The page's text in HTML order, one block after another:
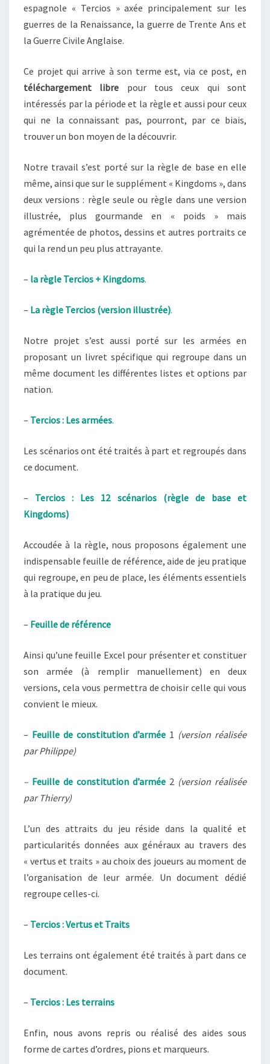
espagnole « Tercios » axée principalement sur les
guerres de la Renaissance, la guerre de Trente Ans et
la Guerre Civile Anglaise.
Ce projet qui arrive à son terme est, via ce post, en
téléchargement libre pour tous ceux qui sont
intéressés par la période et la règle et aussi pour ceux
qui ne la connaissant pas, pourront, par ce biais,
trouver un bon moyen de la découvrir.
Notre travail s’est porté sur la règle de base en elle
même, ainsi que sur le supplément « Kingdoms », dans
deux versions : règle seule ou règle dans une version
illustrée, plus gourmande en « poids » mais
agrémentée de photos, dessins et autres portraits ce
qui la rend un peu plus attrayante.
– la règle Tercios + Kingdoms.
– La règle Tercios (version illustrée).
Notre projet s’est aussi porté sur les armées en
proposant un livret spécifique qui regroupe dans un
même document les différentes listes et options par
nation.
– Tercios : Les armées.
Les scénarios ont été traités à part et regroupés dans
ce document.
– Tercios : Les 12 scénarios (règle de base et
Kingdoms)
Accoudée à la règle, nous proposons également une
indispensable feuille de référence, aide de jeu pratique
qui regroupe, en peu de place, les éléments essentiels
à la pratique du jeu.
– Feuille de référence
Ainsi qu’une feuille Excel pour présenter et constituer
son armée (à remplir manuellement) en deux
versions, cela vous permettra de choisir celle qui vous
convient le mieux.
– Feuille de constitution d’armée 1 (version réalisée
par Philippe)
– Feuille de constitution d’armée 2 (version réalisée
par Thierry)
L’un des attraits du jeu réside dans la qualité et
particularités données aux généraux au travers des
« vertus et traits » au choix des joueurs au moment de
l’organisation de leur armée. Un document dédié
regroupe celles-ci.
– Tercios : Vertus et Traits
Les terrains ont également été traités à part dans ce
document.
– Tercios : Les terrains
Enfin, nous avons repris ou réalisé des aides sous
forme de cartes d’ordres, pions et marqueurs.